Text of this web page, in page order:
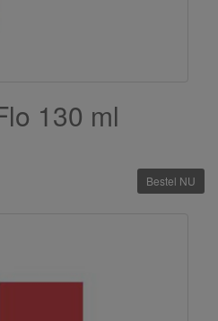
130 ml
Bestel NU